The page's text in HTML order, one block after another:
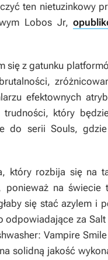
ten nietuzinkowy
Lobos Jr,
się z gatunku
efektownych
który
do serii Souls,
który rozbija się na
ponieważ na świecie
się stać azylem i
odpowiadające za
Vampire Smile
solidną jakość